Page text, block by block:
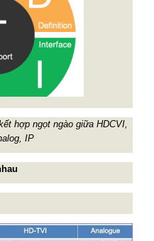
hợp ngọt ngào giữa HDCVI,
IP